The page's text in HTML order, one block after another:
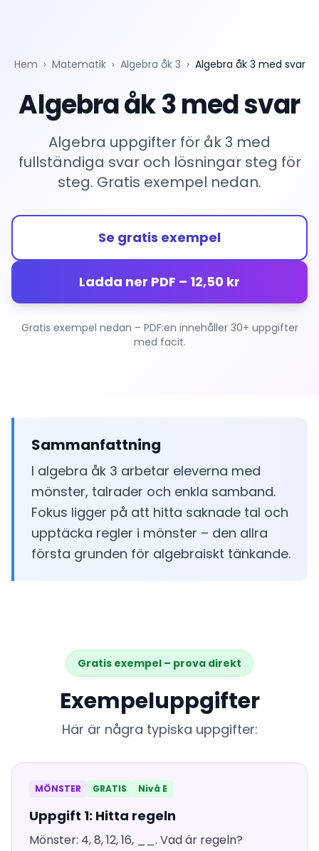
Hem › Matematik › Algebra åk 3 › Algebra åk 3 med svar
Algebra åk 3 med svar
Algebra uppgifter för åk 3 med
fullständiga svar och lösningar steg för
steg. Gratis exempel nedan.
Se gratis exempel
Ladda ner PDF – 12,50 kr
Gratis exempel nedan – PDF:en innehåller 30+ uppgifter
med facit.
Sammanfattning
I algebra åk 3 arbetar eleverna med
mönster, talrader och enkla samband.
Fokus ligger på att hitta saknade tal och
upptäcka regler i mönster – den allra
första grunden för algebraiskt tänkande.
Gratis exempel – prova direkt
Exempeluppgifter
Här är några typiska uppgifter:
MÖNSTER GRATIS Nivå E
Uppgift 1: Hitta regeln
Mönster: 4, 8, 12, 16, __. Vad är regeln?